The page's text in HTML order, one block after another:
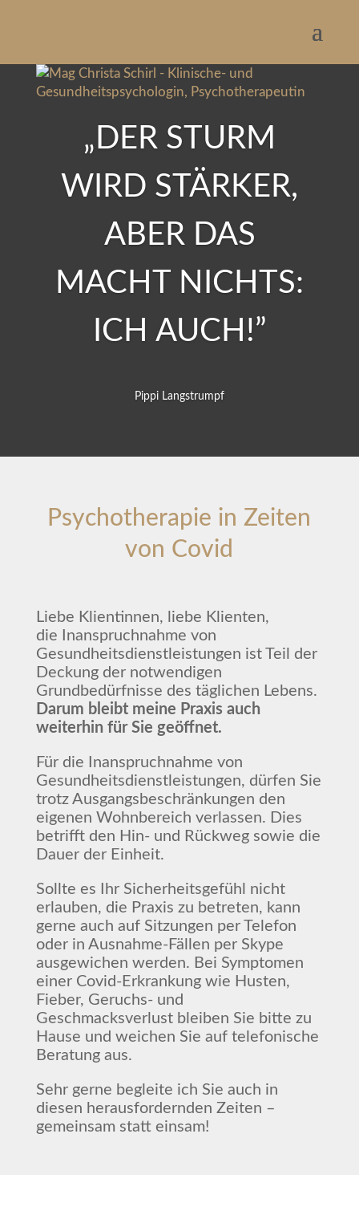
„DER STURM
WIRD STÄRKER,
ABER DAS
MACHT NICHTS:
ICH AUCH!”
Pippi Langstrumpf
Psychotherapie in Zeiten
von Covid
Liebe Klientinnen, liebe Klienten,
die Inanspruchnahme von
Gesundheitsdienstleistungen ist Teil der
Deckung der notwendigen
Grundbedürfnisse des täglichen Lebens.
Darum bleibt meine Praxis auch
weiterhin für Sie geöffnet.
Für die Inanspruchnahme von
Gesundheitsdienstleistungen, dürfen Sie
trotz Ausgangsbeschränkungen den
eigenen Wohnbereich verlassen. Dies
betrifft den Hin- und Rückweg sowie die
Dauer der Einheit.
Sollte es Ihr Sicherheitsgefühl nicht
erlauben, die Praxis zu betreten, kann
gerne auch auf Sitzungen per Telefon
oder in Ausnahme-Fällen per Skype
ausgewichen werden. Bei Symptomen
einer Covid-Erkrankung wie Husten,
Fieber, Geruchs- und
Geschmacksverlust bleiben Sie bitte zu
Hause und weichen Sie auf telefonische
Beratung aus.
Sehr gerne begleite ich Sie auch in
diesen herausfordernden Zeiten –
gemeinsam statt einsam!